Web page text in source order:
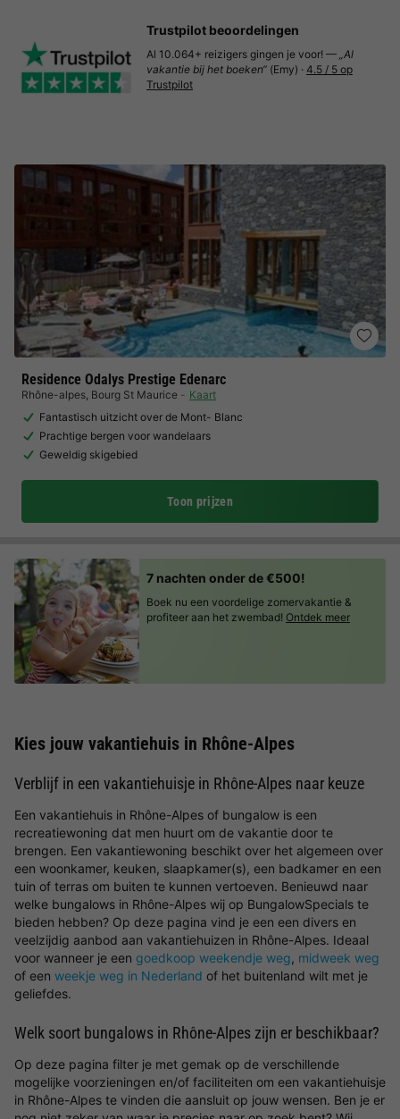
Residence Odalys Prestige Edenarc
Rhône-alpes, Bourg St Maurice
Kaart
Fantastisch uitzicht over de Mont- Blanc
Prachtige bergen voor wandelaars
Geweldig skigebied
Toon prijzen
Trustpilot beoordelingen
Al 10.064+ reizigers gingen je voor! — „Al
vakantie bij het boeken“ (Emy) · 4.5 / 5 op
Trustpilot
7 nachten onder de €500!
Boek nu een voordelige zomervakantie &
profiteer aan het zwembad! Ontdek meer
Kies jouw vakantiehuis in Rhône-Alpes
Verblijf in een vakantiehuisje in Rhône-Alpes naar keuze
Een vakantiehuis in Rhône-Alpes of bungalow is een
recreatiewoning dat men huurt om de vakantie door te
brengen. Een vakantiewoning beschikt over het algemeen over
een woonkamer, keuken, slaapkamer(s), een badkamer en een
tuin of terras om buiten te kunnen vertoeven. Benieuwd naar
welke bungalows in Rhône-Alpes wij op BungalowSpecials te
bieden hebben? Op deze pagina vind je een een divers en
veelzijdig aanbod aan vakantiehuizen in Rhône-Alpes. Ideaal
voor wanneer je een goedkoop weekendje weg, midweek weg
of een weekje weg in Nederland of het buitenland wilt met je
geliefdes.
Welk soort bungalows in Rhône-Alpes zijn er beschikbaar?
Op deze pagina filter je met gemak op de verschillende
mogelijke voorzieningen en/of faciliteiten om een vakantiehuisje
in Rhône-Alpes te vinden die aansluit op jouw wensen. Ben je er